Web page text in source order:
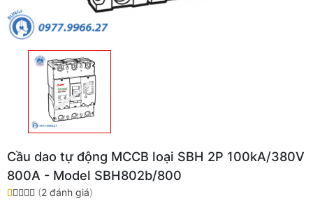
Cầu dao tự động MCCB loại SBH 2P 100kA/380V
800A - Model SBH802b/800
(2 đánh giá)